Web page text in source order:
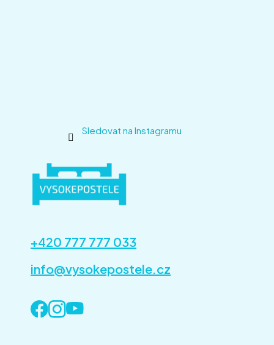
Sledovat na Instagramu
+420 777 777 033
info@vysokepostele.cz